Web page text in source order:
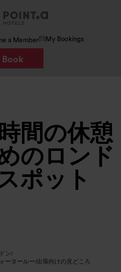
a Member My Bookings
Book
間の休憩
のロンド
ポット
ン/
ータールー/出張向けの見どころ